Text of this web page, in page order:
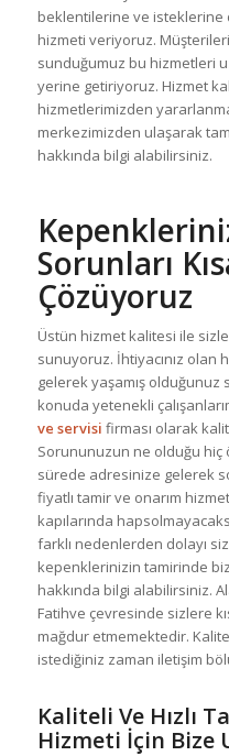
beklentilerine ve
hizmeti veriyoruz.
sunduğumuz bu hizmetleri
yerine getiriyoruz. Hizmet
hizmetlerimizden
merkezimizden ulaşarak
hakkında bilgi alabilirsiniz.
Sorunları
Çözüyoruz
Üstün hizmet kalitesi ile
sunuyoruz. İhtiyacınız
gelerek yaşamış olduğunuz
konuda yetenekli
ve servisi firması olarak
Sorununuzun ne olduğu hiç
sürede adresinize gelerek
fiyatlı tamir ve onarım
kapılarında
farklı nedenlerden dolayı
kepenklerinizin tamirinde
hakkında bilgi alabilirsiniz.
Fatihve çevresinde sizlere
mağdur etmemektedir.
istediğiniz zaman iletişim
Kaliteli Ve Hızlı
Hizmeti İçin Bize